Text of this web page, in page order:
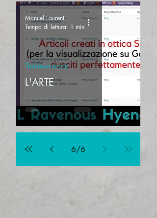
L'ARTE
Testimonianza
Manuel Laurenti
Tempo di lettura: 1 min
6/6